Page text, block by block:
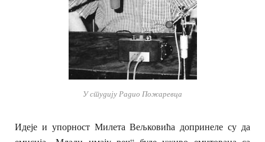
У студију Радио Пожаревца
Идеје и упорност Милета Вељковића допринеле су да